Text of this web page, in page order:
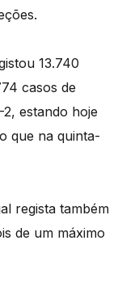
13.740
casos de
estando hoje
que na quinta-
regista também
de um máximo